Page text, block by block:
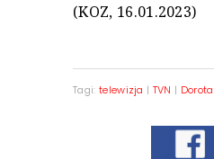
(KOZ, 16.01.2023)
Tagi: telewizja | TVN |